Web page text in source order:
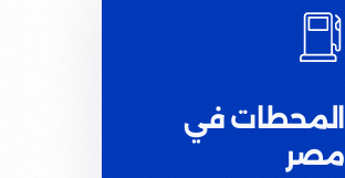
المحطات في
مصر